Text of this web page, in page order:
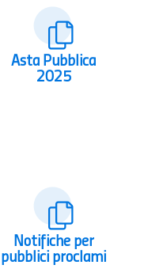
Asta Pubblica
2025
Notifiche per
pubblici proclami